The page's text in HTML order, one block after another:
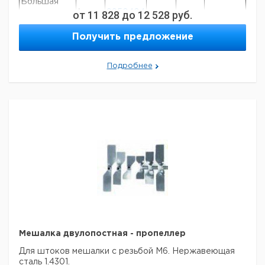
Большая
мешалка
1 9950404
1
9950407
Малая
9950403
Рекомендуем купить по низкой цене.
от 11 828 до 12 528 руб.
Получить предложение
Подробнее
Мешалка двулопостная - пропеллер
Для штоков мешалки с резьбой M6. Нержавеющая
сталь 1.4301.